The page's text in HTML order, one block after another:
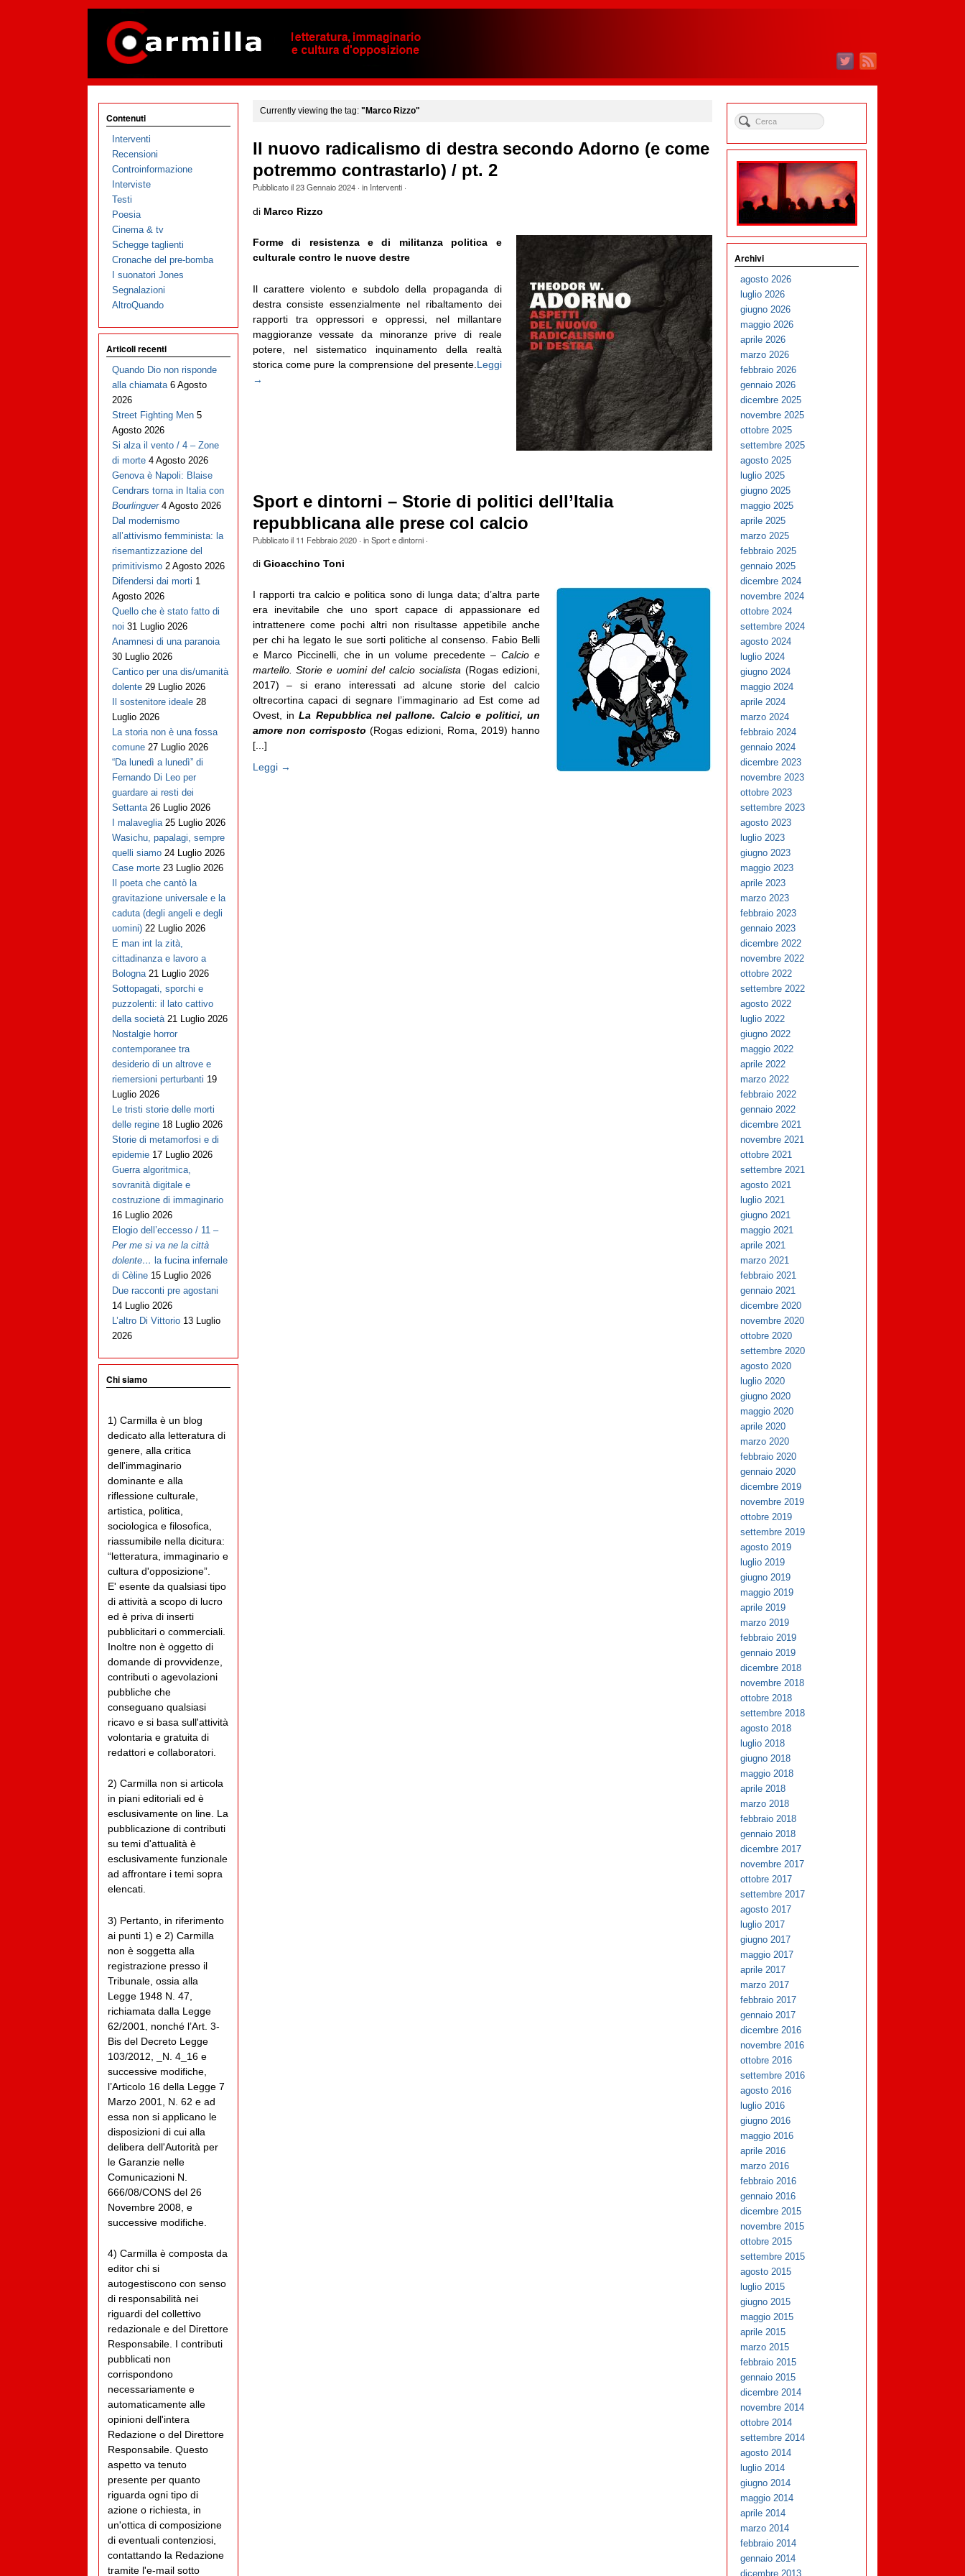
Currently viewing the tag: "Marco Rizzo"
Il nuovo radicalismo di destra secondo Adorno (e come
potremmo contrastarlo) / pt. 2
Pubblicato il23 Gennaio 2024· in Interventi·
di Marco Rizzo
Forme di resistenza e di militanza politica e
culturale contro le nuove destre
Il carattere violento e subdolo della propaganda di
destra consiste essenzialmente nel ribaltamento dei
rapporti tra oppressori e oppressi, nel millantare
maggioranze vessate da minoranze prive di reale
potere, nel sistematico inquinamento della realtà
storica come pure la comprensione del presente. Leggi
→
Sport e dintorni – Storie di politici dell’Italia
repubblicana alle prese col calcio
Pubblicato il 11 Febbraio 2020· inSport e dintorni·
di Gioacchino Toni
I rapporti tra calcio e politica sono di lunga data; d’altra parte
era inevitabile che uno sport capace di appassionare ed
intrattenere come pochi altri non risultasse appetibile anche
per chi ha legato le sue sorti politiche al consenso. Fabio Belli
e Marco Piccinelli, che in un volume precedente – Calcio e
martello. Storie e uomini del calcio socialista (Rogas edizioni,
2017) – si erano interessati ad alcune storie del calcio
oltrecortina capaci di segnare l’immaginario ad Est come ad
Ovest, inLa Repubblica nel pallone. Calcio e politici, un
amore non corrisposto (Rogas edizioni, Roma, 2019) hanno
[...]
Leggi →
Contenuti
Interventi
Recensioni
Controinformazione
Interviste
Testi
Poesia
Cinema & tv
Schegge taglienti
Cronache del pre-bomba
I suonatori Jones
Segnalazioni
AltroQuando
Articoli recenti
Quando Dio non risponde
alla chiamata 6 Agosto
2026
Street Fighting Men 5
Agosto 2026
Si alza il vento / 4 – Zone
di morte 4 Agosto 2026
Genova è Napoli: Blaise
Cendrars torna in Italia con
Bourlinguer 4 Agosto 2026
Dal modernismo
all’attivismo femminista: la
risemantizzazione del
primitivismo 2 Agosto 2026
Difendersi dai morti 1
Agosto 2026
Quello che è stato fatto di
noi 31 Luglio 2026
Anamnesi di una paranoia
30 Luglio 2026
Cantico per una dis/umanità
dolente 29 Luglio 2026
Il sostenitore ideale 28
Luglio 2026
La storia non è una fossa
comune 27 Luglio 2026
“Da lunedì a lunedì” di
Fernando Di Leo per
guardare ai resti dei
Settanta 26 Luglio 2026
I malaveglia 25 Luglio 2026
Wasichu, papalagi, sempre
quelli siamo 24 Luglio 2026
Case morte 23 Luglio 2026
Il poeta che cantò la
gravitazione universale e la
caduta (degli angeli e degli
uomini) 22 Luglio 2026
E man int la zità,
cittadinanza e lavoro a
Bologna 21 Luglio 2026
Sottopagati, sporchi e
puzzolenti: il lato cattivo
della società 21 Luglio 2026
Nostalgie horror
contemporanee tra
desiderio di un altrove e
riemersioni perturbanti 19
Luglio 2026
Le tristi storie delle morti
delle regine 18 Luglio 2026
Storie di metamorfosi e di
epidemie 17 Luglio 2026
Guerra algoritmica,
sovranità digitale e
costruzione di immaginario
16 Luglio 2026
Elogio dell’eccesso / 11 –
Per me si va ne la città
dolente… la fucina infernale
di Cèline 15 Luglio 2026
Due racconti pre agostani
14 Luglio 2026
L’altro Di Vittorio 13 Luglio
2026
Chi siamo
1) Carmilla è un blog
dedicato alla letteratura di
genere, alla critica
dell'immaginario
dominante e alla
riflessione culturale,
artistica, politica,
sociologica e filosofica,
riassumibile nella dicitura:
“letteratura, immaginario e
cultura d'opposizione”.
E' esente da qualsiasi tipo
di attività a scopo di lucro
ed è priva di inserti
pubblicitari o commerciali.
Inoltre non è oggetto di
domande di provvidenze,
contributi o agevolazioni
pubbliche che
conseguano qualsiasi
ricavo e si basa sull'attività
volontaria e gratuita di
redattori e collaboratori.
2) Carmilla non si articola
in piani editoriali ed è
esclusivamente on line. La
pubblicazione di contributi
su temi d'attualità è
esclusivamente funzionale
ad affrontare i temi sopra
elencati.
3) Pertanto, in riferimento
ai punti 1) e 2) Carmilla
non è soggetta alla
registrazione presso il
Tribunale, ossia alla
Legge 1948 N. 47,
richiamata dalla Legge
62/2001, nonché l’Art. 3-
Bis del Decreto Legge
103/2012, _N. 4_16 e
successive modifiche,
l’Articolo 16 della Legge 7
Marzo 2001, N. 62 e ad
essa non si applicano le
disposizioni di cui alla
delibera dell'Autorità per
le Garanzie nelle
Comunicazioni N.
666/08/CONS del 26
Novembre 2008, e
successive modifiche.
4) Carmilla è composta da
editor chi si
autogestiscono con senso
di responsabilità nei
riguardi del collettivo
redazionale e del Direttore
Responsabile. I contributi
pubblicati non
corrispondono
necessariamente e
automaticamente alle
opinioni dell'intera
Redazione o del Direttore
Responsabile. Questo
aspetto va tenuto
presente per quanto
riguarda ogni tipo di
azione o richiesta, in
un'ottica di composizione
di eventuali contenziosi,
contattando la Redazione
tramite l'e-mail sotto
Archivi
agosto 2026
luglio 2026
giugno 2026
maggio 2026
aprile 2026
marzo 2026
febbraio 2026
gennaio 2026
dicembre 2025
novembre 2025
ottobre 2025
settembre 2025
agosto 2025
luglio 2025
giugno 2025
maggio 2025
aprile 2025
marzo 2025
febbraio 2025
gennaio 2025
dicembre 2024
novembre 2024
ottobre 2024
settembre 2024
agosto 2024
luglio 2024
giugno 2024
maggio 2024
aprile 2024
marzo 2024
febbraio 2024
gennaio 2024
dicembre 2023
novembre 2023
ottobre 2023
settembre 2023
agosto 2023
luglio 2023
giugno 2023
maggio 2023
aprile 2023
marzo 2023
febbraio 2023
gennaio 2023
dicembre 2022
novembre 2022
ottobre 2022
settembre 2022
agosto 2022
luglio 2022
giugno 2022
maggio 2022
aprile 2022
marzo 2022
febbraio 2022
gennaio 2022
dicembre 2021
novembre 2021
ottobre 2021
settembre 2021
agosto 2021
luglio 2021
giugno 2021
maggio 2021
aprile 2021
marzo 2021
febbraio 2021
gennaio 2021
dicembre 2020
novembre 2020
ottobre 2020
settembre 2020
agosto 2020
luglio 2020
giugno 2020
maggio 2020
aprile 2020
marzo 2020
febbraio 2020
gennaio 2020
dicembre 2019
novembre 2019
ottobre 2019
settembre 2019
agosto 2019
luglio 2019
giugno 2019
maggio 2019
aprile 2019
marzo 2019
febbraio 2019
gennaio 2019
dicembre 2018
novembre 2018
ottobre 2018
settembre 2018
agosto 2018
luglio 2018
giugno 2018
maggio 2018
aprile 2018
marzo 2018
febbraio 2018
gennaio 2018
dicembre 2017
novembre 2017
ottobre 2017
settembre 2017
agosto 2017
luglio 2017
giugno 2017
maggio 2017
aprile 2017
marzo 2017
febbraio 2017
gennaio 2017
dicembre 2016
novembre 2016
ottobre 2016
settembre 2016
agosto 2016
luglio 2016
giugno 2016
maggio 2016
aprile 2016
marzo 2016
febbraio 2016
gennaio 2016
dicembre 2015
novembre 2015
ottobre 2015
settembre 2015
agosto 2015
luglio 2015
giugno 2015
maggio 2015
aprile 2015
marzo 2015
febbraio 2015
gennaio 2015
dicembre 2014
novembre 2014
ottobre 2014
settembre 2014
agosto 2014
luglio 2014
giugno 2014
maggio 2014
aprile 2014
marzo 2014
febbraio 2014
gennaio 2014
dicembre 2013